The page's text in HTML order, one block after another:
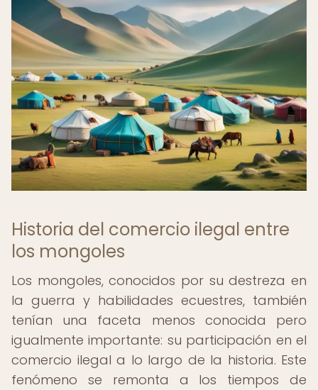
Historia del comercio ilegal entre
los mongoles
Los mongoles, conocidos por su destreza en
la guerra y habilidades ecuestres, también
tenían una faceta menos conocida pero
igualmente importante: su participación en el
comercio ilegal a lo largo de la historia. Este
fenómeno se remonta a los tiempos de